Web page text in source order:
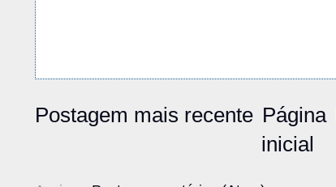
Postagem mais recente Página
inicial